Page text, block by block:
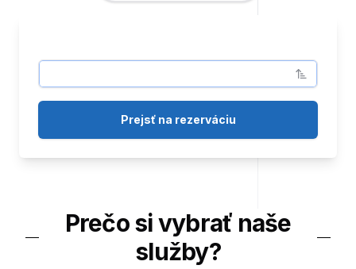
Prejsť na rezerváciu
Prečo si vybrať naše
služby?